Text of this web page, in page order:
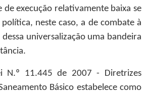
execução relativamente baixa se
neste caso, a de combate à
universalização uma bandeira
N.º 11.445 de 2007 - Diretrizes
Básico estabelece como